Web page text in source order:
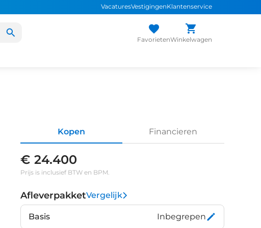
VacaturesVestigingenKlantenservice
FavorietenWinkelwagen
Kopen Financieren
€ 24.400
Prijs is inclusief BTW en BPM.
AfleverpakketVergelijk
Basis Inbegrepen